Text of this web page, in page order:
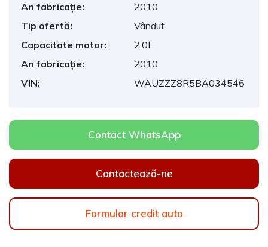
An fabricație:
2010
Tip ofertă:
Vândut
Capacitate motor:
2.0L
An fabricație:
2010
VIN:
WAUZZZ8R5BA034546
Contact WhatsApp
Contactează-ne
Formular credit auto